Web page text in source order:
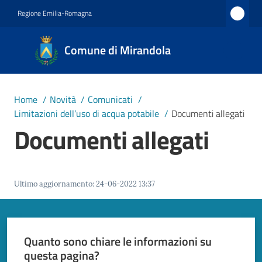
Regione Emilia-Romagna
Comune di Mirandola
Comune
di
Mirandola
1597
Amministrazione
Novità
Menu selezionato
Servizi
Vivere
Home / Novità / Comunicati /
Limitazioni dell’uso di acqua potabile / Documenti allegati
Documenti allegati
Ultimo aggiornamento:24-06-2022 13:37
Quanto sono chiare le informazioni su
questa pagina?